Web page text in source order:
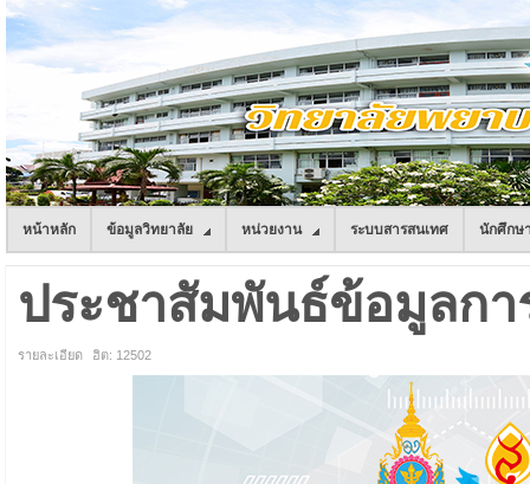
หน้าหลัก ข้อมูลวิทยาลัย หน่วยงาน ระบบสารสนเทศ นักศึกษ
ประชาสัมพันธ์ข้อมูลกา
รายละเอียด ฮิต: 12502